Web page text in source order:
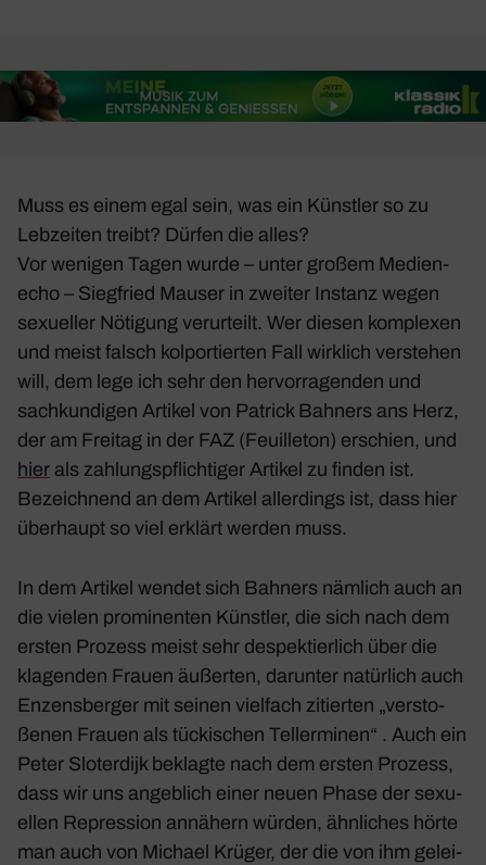
Muss es einem egal sein, was ein Künstler so zu
Lebzeiten treibt? Dürfen die alles?
Vor wenigen Tagen wurde – unter großem Medi­en­
echo – Sieg­fried Mauser in zweiter Instanz wegen
sexu­eller Nöti­gung verur­teilt. Wer diesen komplexen
und meist falsch kolpor­tierten Fall wirk­lich verstehen
will, dem lege ich sehr den hervor­ra­genden und
sach­kun­digen Artikel von Patrick Bahners ans Herz,
der am Freitag in der FAZ (Feuil­leton) erschien, und
hier als zahlungs­pflich­tiger Artikel zu finden ist.
Bezeich­nend an dem Artikel aller­dings ist, dass hier
über­haupt so viel erklärt werden muss.
In dem Artikel wendet sich Bahners nämlich auch an
die vielen promi­nenten Künstler, die sich nach dem
ersten Prozess meist sehr despek­tier­lich über die
klagenden Frauen äußerten, darunter natür­lich auch
Enzens­berger mit seinen viel­fach zitierten „versto­
ßenen Frauen als tücki­schen Teller­minen“ . Auch ein
Peter Sloter­dijk beklagte nach dem ersten Prozess,
dass wir uns angeb­lich einer neuen Phase der sexu­
ellen Repres­sion annä­hern würden, ähnli­ches hörte
man auch von Michael Krüger, der die von ihm gelei­